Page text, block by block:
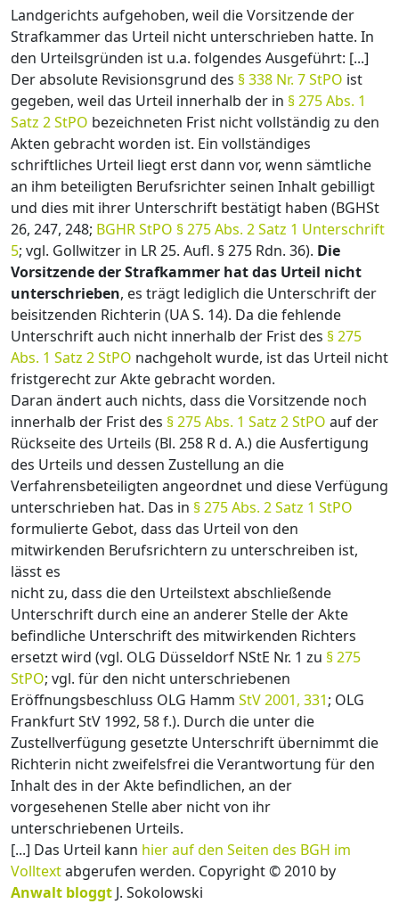
Landgerichts aufgehoben, weil die Vorsitzende der
Strafkammer das Urteil nicht unterschrieben hatte. In
den Urteilsgründen ist u.a. folgendes Ausgeführt: [...]
Der absolute Revisionsgrund des § 338 Nr. 7 StPO ist
gegeben, weil das Urteil innerhalb der in § 275 Abs. 1
Satz 2 StPO bezeichneten Frist nicht vollständig zu den
Akten gebracht worden ist. Ein vollständiges
schriftliches Urteil liegt erst dann vor, wenn sämtliche
an ihm beteiligten Berufsrichter seinen Inhalt gebilligt
und dies mit ihrer Unterschrift bestätigt haben (BGHSt
26, 247, 248; BGHR StPO § 275 Abs. 2 Satz 1 Unterschrift
5; vgl. Gollwitzer in LR 25. Aufl. § 275 Rdn. 36). Die
Vorsitzende der Strafkammer hat das Urteil nicht
unterschrieben, es trägt lediglich die Unterschrift der
beisitzenden Richterin (UA S. 14). Da die fehlende
Unterschrift auch nicht innerhalb der Frist des § 275
Abs. 1 Satz 2 StPO nachgeholt wurde, ist das Urteil nicht
fristgerecht zur Akte gebracht worden.
Daran ändert auch nichts, dass die Vorsitzende noch
innerhalb der Frist des § 275 Abs. 1 Satz 2 StPO auf der
Rückseite des Urteils (Bl. 258 R d. A.) die Ausfertigung
des Urteils und dessen Zustellung an die
Verfahrensbeteiligten angeordnet und diese Verfügung
unterschrieben hat. Das in § 275 Abs. 2 Satz 1 StPO
formulierte Gebot, dass das Urteil von den
mitwirkenden Berufsrichtern zu unterschreiben ist,
lässt es
nicht zu, dass die den Urteilstext abschließende
Unterschrift durch eine an anderer Stelle der Akte
befindliche Unterschrift des mitwirkenden Richters
ersetzt wird (vgl. OLG Düsseldorf NStE Nr. 1 zu § 275
StPO; vgl. für den nicht unterschriebenen
Eröffnungsbeschluss OLG Hamm StV 2001, 331; OLG
Frankfurt StV 1992, 58 f.). Durch die unter die
Zustellverfügung gesetzte Unterschrift übernimmt die
Richterin nicht zweifelsfrei die Verantwortung für den
Inhalt des in der Akte befindlichen, an der
vorgesehenen Stelle aber nicht von ihr
unterschriebenen Urteils.
[...] Das Urteil kann hier auf den Seiten des BGH im
Volltextabgerufen werden. Copyright © 2010 by
Anwalt bloggt J. Sokolowski